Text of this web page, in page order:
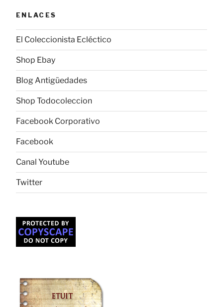
ENLACES
El Coleccionista Ecléctico
Shop Ebay
Blog Antigüedades
Shop Todocoleccion
Facebook Corporativo
Facebook
Canal Youtube
Twitter